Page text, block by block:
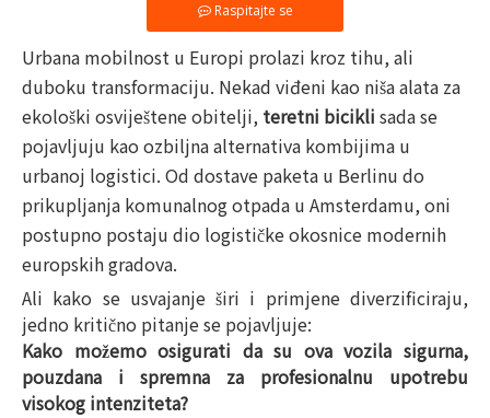
Raspitajte se
Urbana mobilnost u Europi prolazi kroz tihu, ali
duboku transformaciju. Nekad viđeni kao niša alata za
ekološki osviještene obitelji, teretni bicikli sada se
pojavljuju kao ozbiljna alternativa kombijima u
urbanoj logistici. Od dostave paketa u Berlinu do
prikupljanja komunalnog otpada u Amsterdamu, oni
postupno postaju dio logističke okosnice modernih
europskih gradova.
Ali kako se usvajanje širi i primjene diverzificiraju,
jedno kritično pitanje se pojavljuje:
Kako možemo osigurati da su ova vozila sigurna,
pouzdana i spremna za profesionalnu upotrebu
visokog intenziteta?